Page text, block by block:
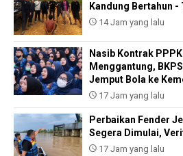
Kandung Bertahun -
14 Jam yang lalu
Nasib Kontrak
Menggantung,
Jemput Bola ke
17 Jam yang lalu
Perbaikan Fender
Segera Dimulai,
17 Jam yang lalu